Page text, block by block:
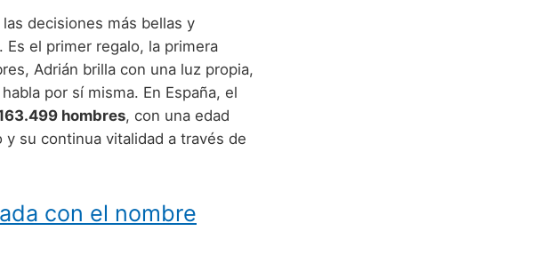
decisiones más bellas y
el primer regalo, la primera
Adrián brilla con una luz propia,
por sí misma. En España, el
hombres, con una edad
su continua vitalidad a través de
con el nombre